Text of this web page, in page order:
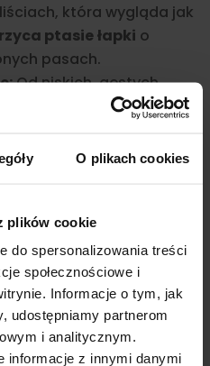
O plikach cookies
plików cookie
do spersonalizowania treści
społecznościowe i
Informacje o tym, jak
udostępniamy partnerom
i analitycznym.
informacje z innymi danymi
która wygląda jak
ptasie łapki o
pasach.
Od niskich, gęstych
fontanny, aż po gatunki
– jak
odporność, ale ich
od odmiany:
o liściach pstrych i
w półcieniu. Odmiany o